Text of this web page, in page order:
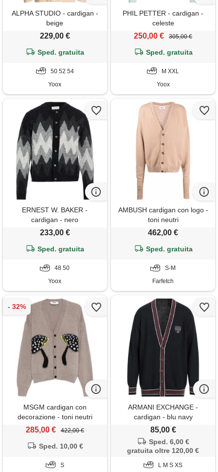
ALPHA STUDIO - cardigan -
beige
229,00 €
Sped. gratuita
50 52 54
Yoox
PHIL PETTER - cardigan -
celeste
250,00 € 305,00 €
Sped. gratuita
M XXL
Yoox
ERNEST W. BAKER -
cardigan - nero
233,00 €
Sped. gratuita
48 50
Yoox
AMBUSH cardigan con logo -
toni neutri
462,00 €
Sped. gratuita
S-M
Farfetch
MSGM cardigan con
decorazione - toni neutri
285,00 € 422,00 €
Sped. 10,00 €
S
ARMANI EXCHANGE -
cardigan - blu navy
85,00 €
Sped. 6,00 €
gratuita oltre 120,00 €
L M S XS